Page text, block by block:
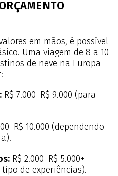
em mãos, é possível
Uma viagem de 8 a 10
de neve na Europa
R$ 7.000–R$ 9.000 (para
10.000 (dependendo
R$ 2.000–R$ 5.000+
de experiências).